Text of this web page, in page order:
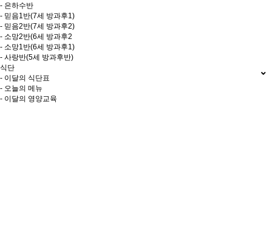
- 은하수반
- 믿음1반(7세 방과후1)
- 믿음2반(7세 방과후2)
- 소망2반(6세 방과후2
- 소망1반(6세 방과후1)
- 사랑반(5세 방과후반)
식단
- 이달의 식단표
- 오늘의 메뉴
- 이달의 영양교육